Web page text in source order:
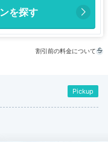
を探す
割引前の料金について
Pickup